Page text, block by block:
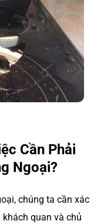
Cần Phải
Ngoại?
chúng ta cần xác
quan và chủ